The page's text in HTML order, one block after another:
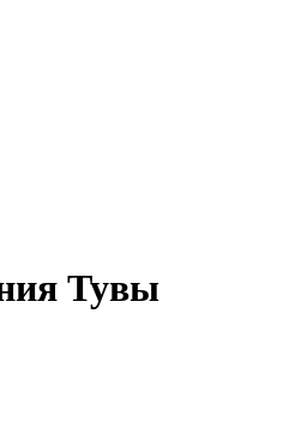
Тувы